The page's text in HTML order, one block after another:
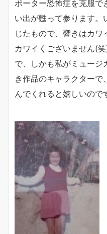
ポーター恐怖症を克服で
い出が甦って参ります。
じたもので、響きはカワ
カワイくございません(
で、しかも私がミュージ
き作品のキャラクター
んでくれると嬉しいので